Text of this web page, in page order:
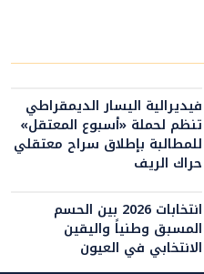
فيديرالية اليسار الديمقراطي
تنظم لحملة «أسبوع المعتقل»
للمطالبة بإطلاق سراح معتقلي
حراك الريف
انتخابات 2026 بين الحسم
المسبق وطنياً واليقين
الانتخابي في العيون